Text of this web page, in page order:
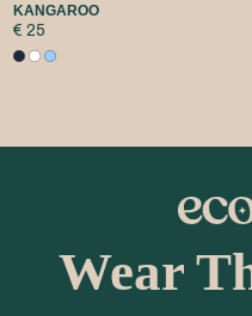
KANGAROO
€ 25
Wear